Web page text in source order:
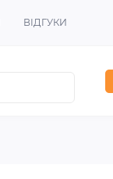
ВІДГУКИ